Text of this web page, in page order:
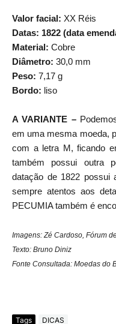
Valor facial: XX Réis
Datas: 1822 (data
Material: Cobre
Diâmetro: 30,0 mm
Peso: 7,17 g
Bordo: liso
A VARIANTE –
em uma mesma moeda,
com a letra M, ficando
também possui outra
datação de 1822 possui
sempre atentos aos
PECUMIA também é
Imagens: Zé Cardoso, Fórum
Texto: Bruno Diniz
Fonte Consultada: Moedas do
Tags DICAS